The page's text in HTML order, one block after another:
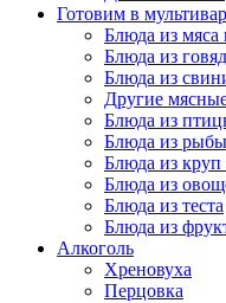
Готовим в
Блюда из мяса
Блюда из
Блюда из
Другие
Блюда из
Блюда из
Блюда из
Блюда из
Блюда из теста
Блюда из
Алкоголь
Хреновуха
Перцовка